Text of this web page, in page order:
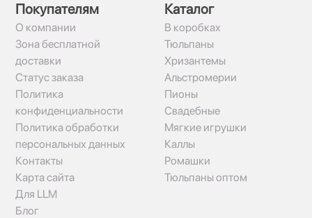
Покупателям
О компании
Зона бесплатной
доставки
Статус заказа
Политика
конфиденциальности
Политика обработки
персональных данных
Контакты
Карта сайта
Для LLM
Блог
Каталог
В коробках
Тюльпаны
Хризантемы
Альстромерии
Пионы
Свадебные
Мягкие игрушки
Каллы
Ромашки
Тюльпаны оптом